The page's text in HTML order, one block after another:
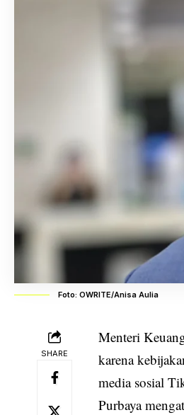
Foto: OWRITE/Anisa Aulia
SHARE
Menteri
karena
media sosial
Purbaya